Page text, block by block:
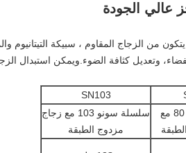
عالي الجودة
من الزجاج المقاوم ، سبيكة التيتانيوم
وتعديل كثافة الضوء.ويمكن استبدال
SN103
سلسلة سونو 80 مع
سلسلة سونو 103 مع زجاج
مزدوج الطبقة